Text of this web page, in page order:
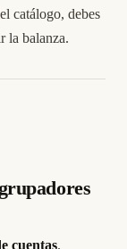
catálogo, debes
la balanza.
cuentas.